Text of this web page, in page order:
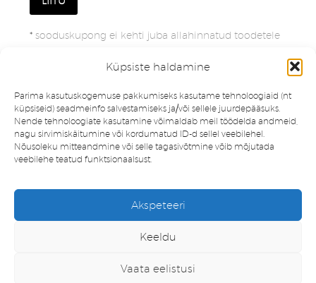
Küpsiste haldamine
Parima kasutuskogemuse pakkumiseks kasutame tehnoloogiaid (nt
küpsiseid) seadmeinfo salvestamiseks ja/või sellele juurdepääsuks.
Nende tehnoloogiate kasutamine võimaldab meil töödelda andmeid,
nagu sirvimiskäitumine või kordumatud ID-d sellel veebilehel.
Nõusoleku mitteandmine või selle tagasivõtmine võib mõjutada
veebilehe teatud funktsionaalsust.
Akspeteeri
Keeldu
Vaata eelistusi
* sooduskupong ei kehti juba allahinnatud toodetele
Müügitingimused Privaatsuspoliitika
Minu konto Soovinimekiri